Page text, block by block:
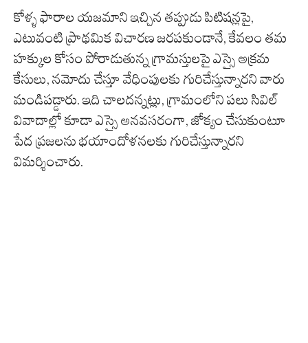
కోళ్ళ ఫారాల యజమాని ఇచ్చిన తప్పుడు పిటిషన్లపై,
ఎటువంటి ప్రాథమిక విచారణ జరపకుండానే, కేవలం తమ
హక్కుల కోసం పోరాడుతున్న గ్రామస్తులపై ఎస్సై అక్రమ
కేసులు, నమోదు చేస్తూ వేధింపులకు గురిచేస్తున్నారని వారు
మండిపడ్డారు. ఇది చాలదన్నట్లు, గ్రామంలోని పలు సివిల్
వివాదాల్లో కూడా ఎస్సై అనవసరంగా, జోక్యం చేసుకుంటూ
పేద ప్రజలను భయాందోళనలకు గురిచేస్తున్నారని
విమర్శించారు.